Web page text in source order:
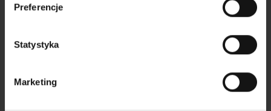
Preferencje
Statystyka
Marketing